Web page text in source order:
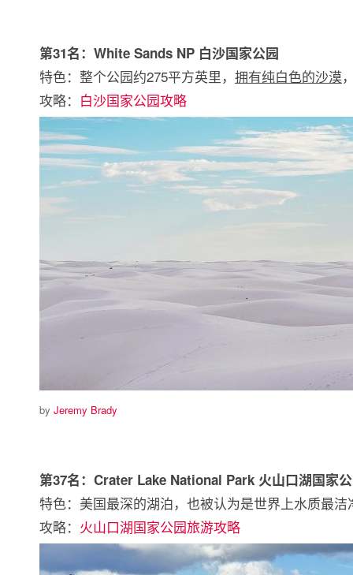
第31名：White Sands NP 白沙国家公园
特色：整个公园约275平方英里， 拥有纯白色的沙漠
攻略： 白沙国家公园攻略
by Jeremy Brady
第37名：Crater Lake National Park 火山口湖国家
特色：美国最深的湖泊，也被认为是世界上水质最
攻略： 火山口湖国家公园旅游攻略